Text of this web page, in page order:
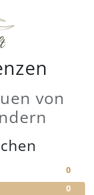
von
0
0